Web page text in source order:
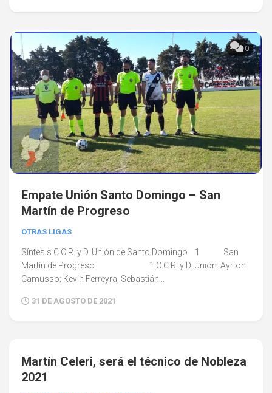
0
Empate Unión Santo Domingo – San
Martín de Progreso
OTRAS LIGAS
Síntesis C.C.R. y D. Unión de Santo Domingo 1 San
Martín de Progreso 1 C.C.R. y D. Unión: Ayrton
Camusso; Kevin Ferreyra, Sebastián...
31 DE AGOSTO DE 2021
0
Martín Celeri, será el técnico de Nobleza
2021